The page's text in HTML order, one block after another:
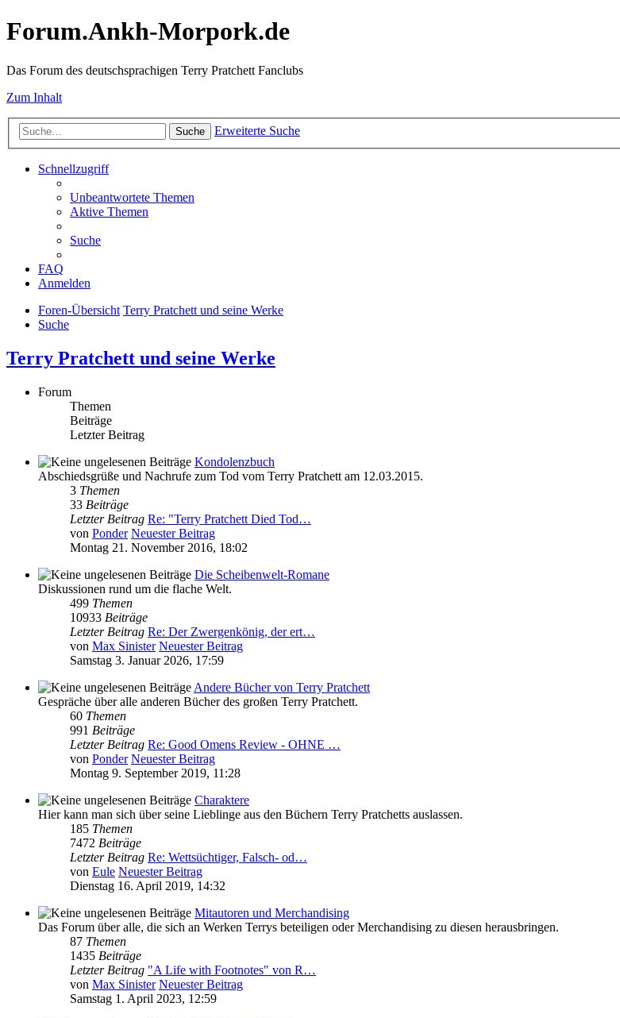
Forum.Ankh-Morpork.de
Das Forum des deutschsprachigen Terry Pratchett Fanclubs
Zum Inhalt
Suche Erweiterte Suche
Schnellzugriff
Unbeantwortete Themen
Aktive Themen
Suche
FAQ
Anmelden
Foren-Übersicht Terry Pratchett und seine Werke
Suche
Terry Pratchett und seine Werke
Forum
Themen
Beiträge
Letzter Beitrag
Kondolenzbuch
Abschiedsgrüße und Nachrufe zum Tod vom Terry Pratchett am 12.03.2015.
3 Themen
33 Beiträge
Letzter Beitrag Re: "Terry Pratchett Died Tod…
von Ponder Neuester Beitrag
Montag 21. November 2016, 18:02
Die Scheibenwelt-Romane
Diskussionen rund um die flache Welt.
499 Themen
10933 Beiträge
Letzter Beitrag Re: Der Zwergenkönig, der ert…
von Max Sinister Neuester Beitrag
Samstag 3. Januar 2026, 17:59
Andere Bücher von Terry Pratchett
Gespräche über alle anderen Bücher des großen Terry Pratchett.
60 Themen
991 Beiträge
Letzter Beitrag Re: Good Omens Review - OHNE …
von Ponder Neuester Beitrag
Montag 9. September 2019, 11:28
Charaktere
Hier kann man sich über seine Lieblinge aus den Büchern Terry Pratchetts auslassen.
185 Themen
7472 Beiträge
Letzter Beitrag Re: Wettsüchtiger, Falsch- od…
von Eule Neuester Beitrag
Dienstag 16. April 2019, 14:32
Mitautoren und Merchandising
Das Forum über alle, die sich an Werken Terrys beteiligen oder Merchandising zu diesen herausbringen.
87 Themen
1435 Beiträge
Letzter Beitrag "A Life with Footnotes" von R…
von Max Sinister Neuester Beitrag
Samstag 1. April 2023, 12:59